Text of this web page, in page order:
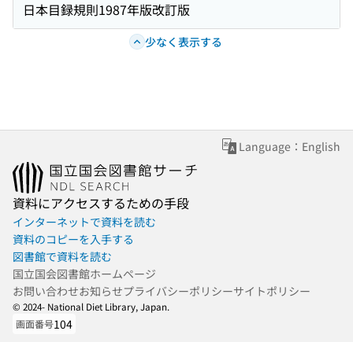
日本目録規則1987年版改訂版
少なく表示する
Language：English
資料にアクセスするための手段
インターネットで資料を読む
資料のコピーを入手する
図書館で資料を読む
国立国会図書館ホームページ
お問い合わせお知らせプライバシーポリシーサイトポリシー
© 2024- National Diet Library, Japan.
画面番号104